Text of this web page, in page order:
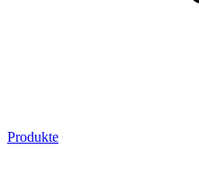
Produkte